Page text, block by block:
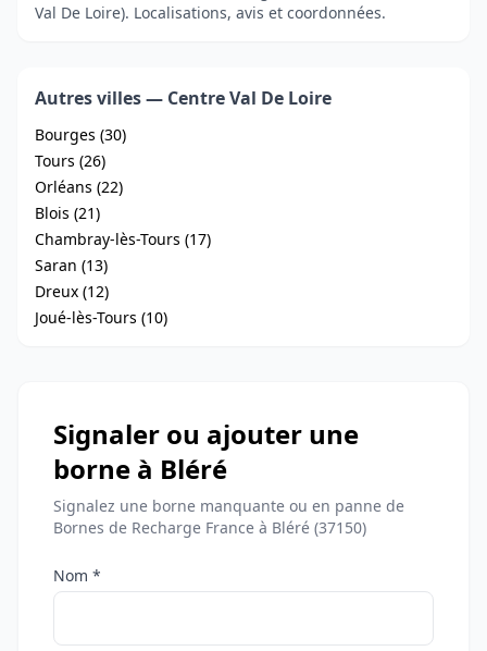
Val De Loire). Localisations, avis et coordonnées.
Autres villes — Centre Val De Loire
Bourges (30)
Tours (26)
Orléans (22)
Blois (21)
Chambray-lès-Tours (17)
Saran (13)
Dreux (12)
Joué-lès-Tours (10)
Signaler ou ajouter une
borne à Bléré
Signalez une borne manquante ou en panne de
Bornes de Recharge France à Bléré (37150)
Nom *